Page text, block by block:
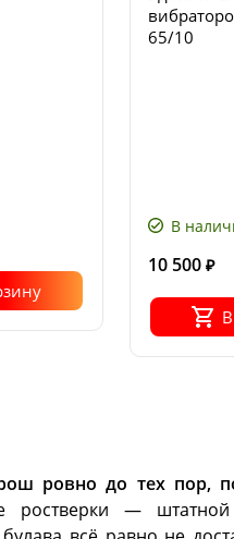
65/10
В
10 500 ₽
ровно до тех пор,
ростверки —